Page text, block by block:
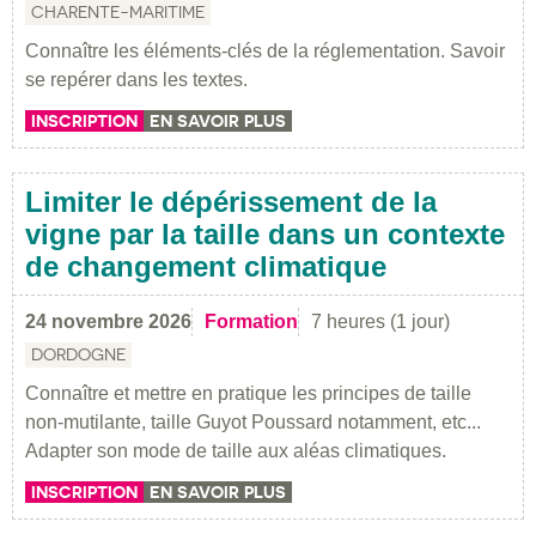
CHARENTE-MARITIME
Connaître les éléments-clés de la réglementation. Savoir
se repérer dans les textes.
INSCRIPTION EN SAVOIR PLUS
Limiter le dépérissement de la
vigne par la taille dans un contexte
de changement climatique
24 novembre 2026 Formation 7 heures (1 jour)
DORDOGNE
Connaître et mettre en pratique les principes de taille
non-mutilante, taille Guyot Poussard notamment, etc...
Adapter son mode de taille aux aléas climatiques.
INSCRIPTION EN SAVOIR PLUS